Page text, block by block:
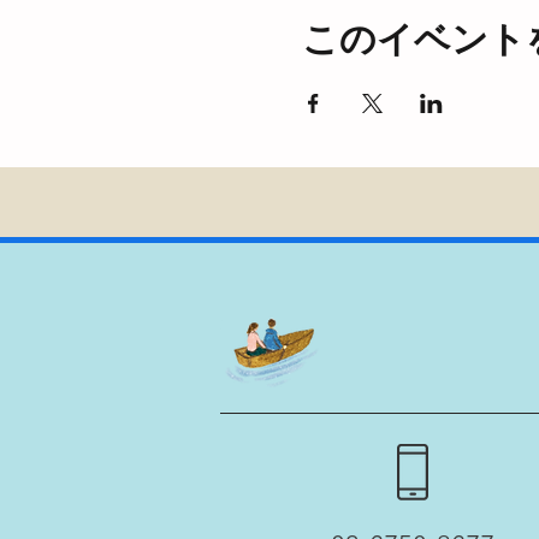
このイベント